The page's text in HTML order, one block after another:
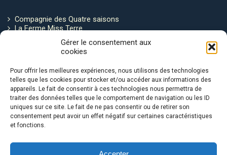
Gérer le consentement aux
cookies
Pour offrir les meilleures expériences, nous utilisons des technologies
telles que les cookies pour stocker et/ou accéder aux informations des
appareils. Le fait de consentir à ces technologies nous permettra de
traiter des données telles que le comportement de navigation ou les ID
uniques sur ce site. Le fait de ne pas consentir ou de retirer son
consentement peut avoir un effet négatif sur certaines caractéristiques
et fonctions.
Compagnie des Quatre saisons
La Ferme Miss Terre
Politique de cookies
Avec le soutien de :